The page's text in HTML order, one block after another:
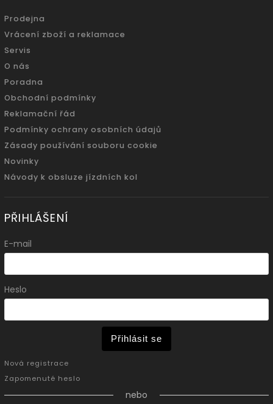
Prodejna
Vrácení zboží a reklamace
Servis
O nás
Poradna
Obchodní podmínky
Reklamační řád
Podmínky ochrany osobních údajů
Zásady používání souboru cookie
Novinky
Návody k obsluze jízdních kol
PŘIHLÁŠENÍ
E-mail
Heslo
Přihlásit se
Nová registrace
Zapomenuté heslo
nebo